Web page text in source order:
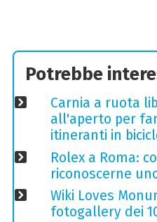
Potrebbe
Carnia a ruota
all'aperto per
itineranti in
Rolex a Roma:
riconoscerne
Wiki Loves
fotogallery dei